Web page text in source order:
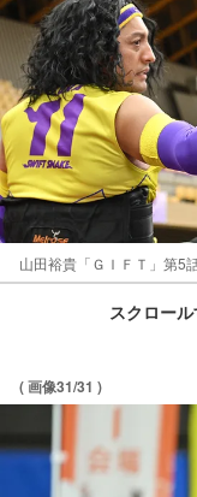
山田裕貴「ＧＩＦＴ」第5
スクロー
( 画像31/31 )